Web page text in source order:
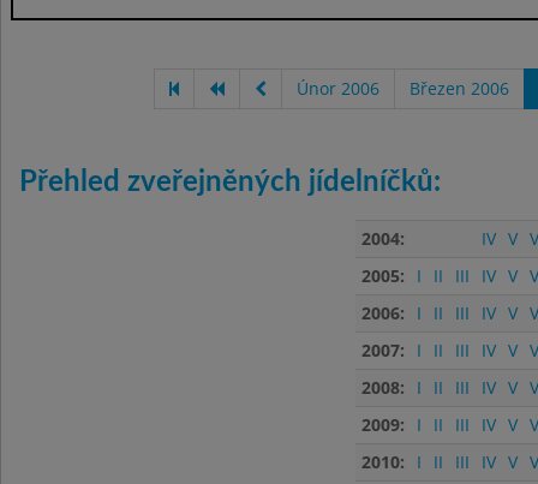
Únor 2006 Březen 2006
Přehled zveřejněných jídelníčků:
2004: IV V
2005:
I II III IV V
2006:
I II III IV V
2007:
I II III IV V
2008:
I II III IV V
2009:
I II III IV V
2010:
I II III IV V